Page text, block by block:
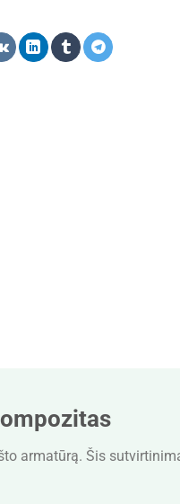
armatūrą. Šis